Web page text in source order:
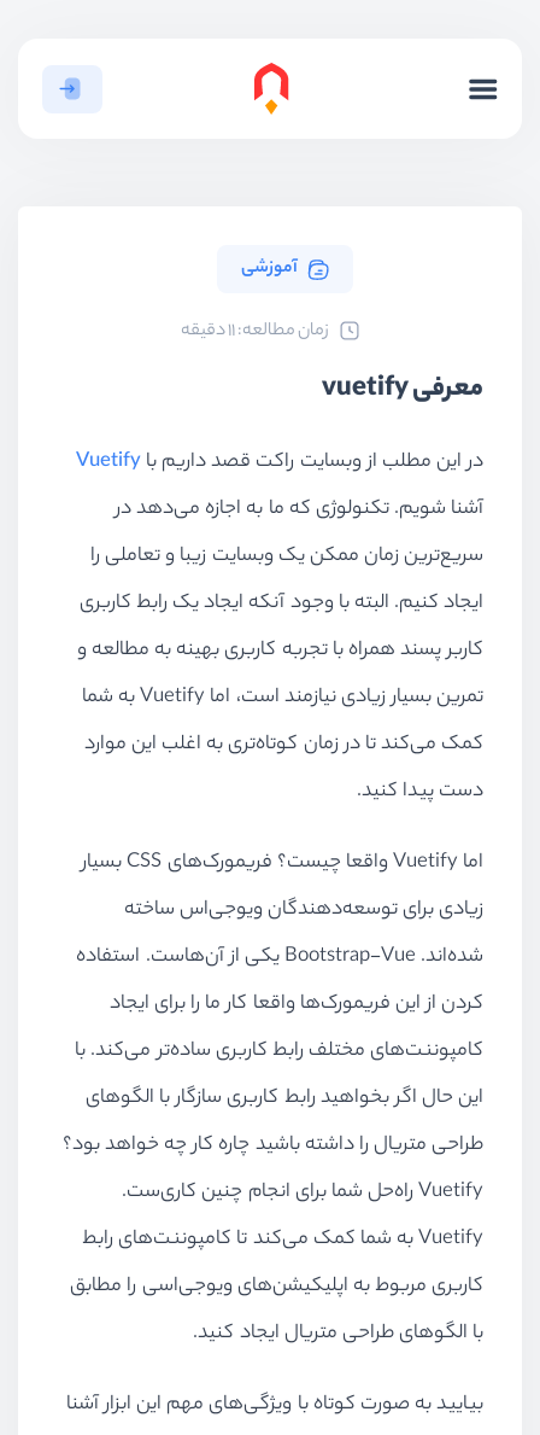
آموزشی
ﺯﻣﺎﻥ ﻣﻄﺎﻟﻌﻪ: 11 دقیقه
معرفی vuetify
در این مطلب از وبسایت راکت قصد داریم باVuetify
آشنا شویم. تکنولوژی که ما به اجازه می‌دهد در
سریع‌ترین زمان ممکن یک وبسایت زیبا و تعاملی را
ایجاد کنیم. البته با وجود آنکه ایجاد یک رابط کاربری
کاربر پسند همراه با تجربه کاربری بهینه به مطالعه و
تمرین بسیار زیادی نیازمند است، اما Vuetify به شما
کمک می‌کند تا در زمان کوتاه‌تری به اغلب این موارد
دست پیدا کنید.
اما Vuetify واقعا چیست؟ فریمورک‌های CSS بسیار
زیادی برای توسعه‌دهندگان ویوجی‌اس ساخته
شده‌اند. Bootstrap-Vue یکی از آن‌هاست. استفاده
کردن از این فریمورک‌ها واقعا کار ما را برای ایجاد
کامپوننت‌های مختلف رابط کاربری ساده‌تر می‌کند. با
این حال اگر بخواهید رابط کاربری سازگار با الگوهای
طراحی متریال را داشته باشید چاره کار چه خواهد بود؟
Vuetify راه‌حل شما برای انجام چنین کاری‌ست.
Vuetify به شما کمک می‌کند تا کامپوننت‌های رابط
کاربری مربوط به اپلیکیشن‌های ویوجی‌اسی را مطابق
با الگوهای طراحی متریال ایجاد کنید.
بیایید به صورت کوتاه با ویژگی‌های مهم این ابزار آشنا